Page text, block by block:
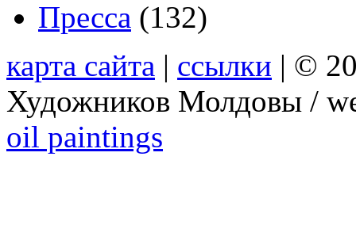
Пресса (132)
карта сайта | ссылки | ©
Художников Молдовы /
oil paintings